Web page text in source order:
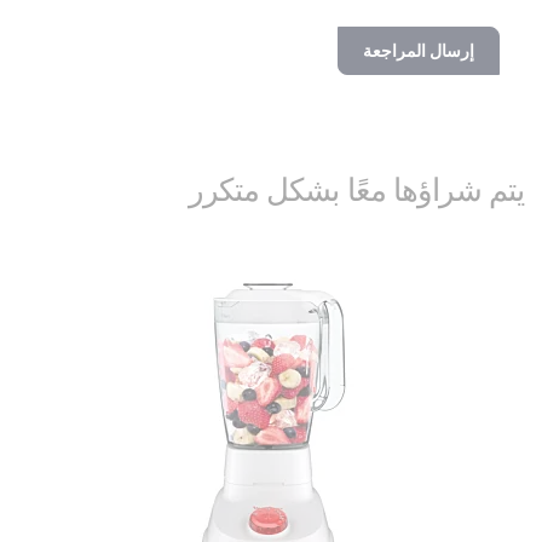
إرسال المراجعة
يتم شراؤها معًا بشكل متكرر